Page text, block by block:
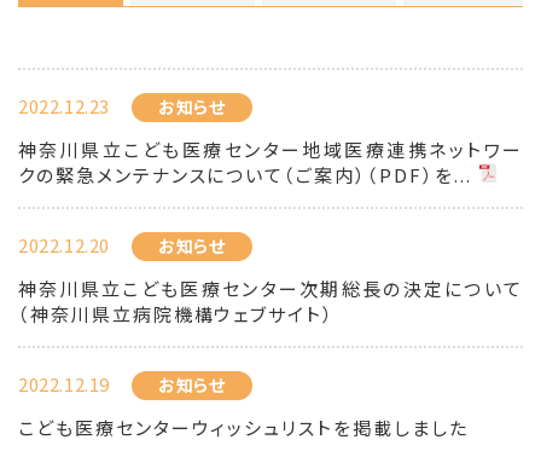
2022.12.23 お知らせ
神奈川県立こども医療センター地域医療連携ネットワー
クの緊急メンテナンスについて（ご案内）（PDF）を...
2022.12.20 お知らせ
神奈川県立こども医療センター次期総長の決定について
（神奈川県立病院機構ウェブサイト）
2022.12.19 お知らせ
こども医療センターウィッシュリストを掲載しました